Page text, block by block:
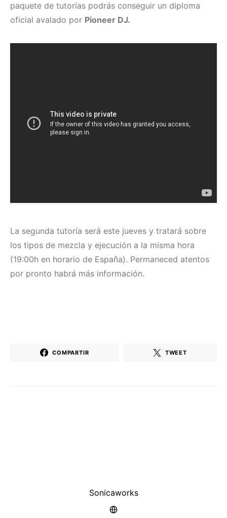
paquete de tutorías podrás conseguir un diploma
oficial avalado por Pioneer DJ.
La segunda tutoría será este jueves y tratará sobre
los tipos de mezcla y ejecución a la misma hora
(19:00h en horario de España). Permaneced atentos
por pronto habrá más información.
COMPARTIR TWEET
Sonicaworks